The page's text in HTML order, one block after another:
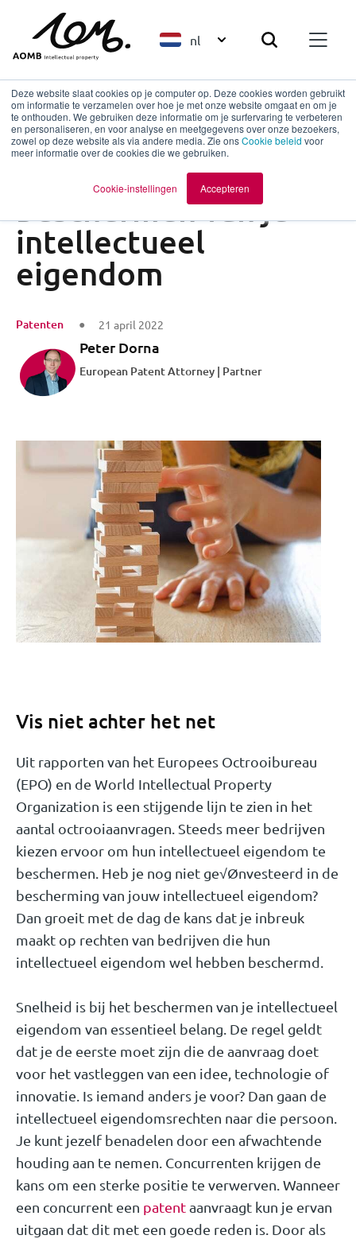
Deze website slaat cookies op je computer op. Deze cookies worden gebruikt
om informatie te verzamelen over hoe je met onze website omgaat en om je
te onthouden. We gebruiken deze informatie om je surfervaring te verbeteren
en personaliseren, en voor analyse en meetgegevens over onze bezoekers,
zowel op deze website als via andere media. Zie onsCookie beleid voor
meer informatie over de cookies die we gebruiken.
Cookie-instellingen Accepteren
nl
Terug naar overzicht
3 Risico van het niet
beschermen van je
intellectueel
eigendom
Patenten 21 april 2022
Peter Dorna
European Patent Attorney | Partner
Vis niet achter het net
Uit rapporten van het Europees Octrooibureau
(EPO) en de World Intellectual Property
Organization is een stijgende lijn te zien in het
aantal octrooiaanvragen. Steeds meer bedrijven
kiezen ervoor om hun intellectueel eigendom te
beschermen. Heb je nog niet ge√Ønvesteerd in de
bescherming van jouw intellectueel eigendom?
Dan groeit met de dag de kans dat je inbreuk
maakt op rechten van bedrijven die hun
intellectueel eigendom wel hebben beschermd.
Snelheid is bij het beschermen van je intellectueel
eigendom van essentieel belang. De regel geldt
dat je de eerste moet zijn die de aanvraag doet
voor het vastleggen van een idee, technologie of
innovatie. Is iemand anders je voor? Dan gaan de
intellectueel eigendomsrechten naar die persoon.
Je kunt jezelf benadelen door een afwachtende
houding aan te nemen. Concurrenten krijgen de
kans om een sterke positie te verwerven. Wanneer
een concurrent een patentaanvraagt kun je ervan
uitgaan dat dit met een goede reden is. Door als